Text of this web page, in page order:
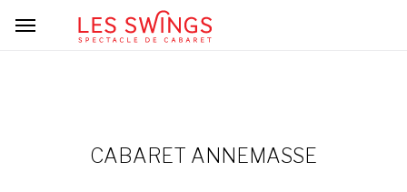
CABARET ANNEMASSE